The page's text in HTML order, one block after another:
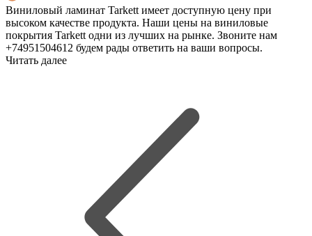
Виниловый ламинат Tarkett имеет доступную цену при
высоком качестве продукта. Наши цены на виниловые
покрытия Tarkett одни из лучших на рынке. Звоните нам
+74951504612 будем рады ответить на ваши вопросы.
Читать далее